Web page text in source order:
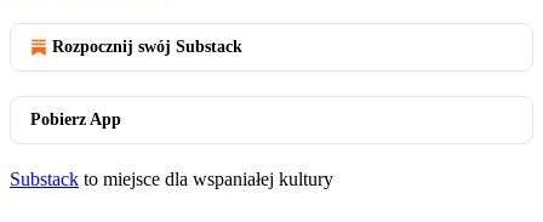
Rozpocznij swój Substack
Pobierz App
Substack to miejsce dla wspaniałej kultury